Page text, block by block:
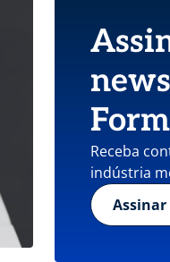
Receba
indústria